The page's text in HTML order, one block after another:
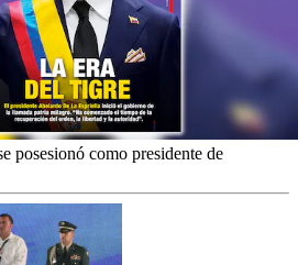
posesionó como presidente de